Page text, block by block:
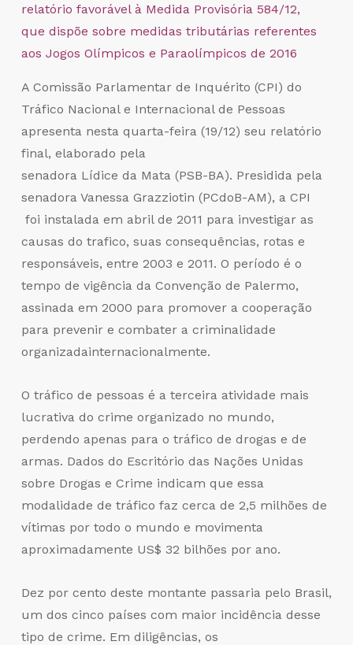
A Comissão Parlamentar de Inquérito (CPI) do
Tráfico Nacional e Internacional de Pessoas
apresenta nesta quarta-feira (19/12) seu relatório
final, elaborado pela
senadora Lídice da Mata (PSB-BA). Presidida pela
senadora Vanessa Grazziotin (PCdoB-AM), a CPI
foi instalada em abril de 2011 para investigar as
causas do trafico, suas consequências, rotas e
responsáveis, entre 2003 e 2011. O período é o
tempo de vigência da Convenção de Palermo,
assinada em 2000 para promover a cooperação
para prevenir e combater a criminalidade
organizadainternacionalmente.
O tráfico de pessoas é a terceira atividade mais
lucrativa do crime organizado no mundo,
perdendo apenas para o tráfico de drogas e de
armas. Dados do Escritório das Nações Unidas
sobre Drogas e Crime indicam que essa
modalidade de tráfico faz cerca de 2,5 milhões de
vítimas por todo o mundo e movimenta
aproximadamente US$ 32 bilhões por ano.
Dez por cento deste montante passaria pelo Brasil,
um dos cinco países com maior incidência desse
tipo de crime. Em diligências, os